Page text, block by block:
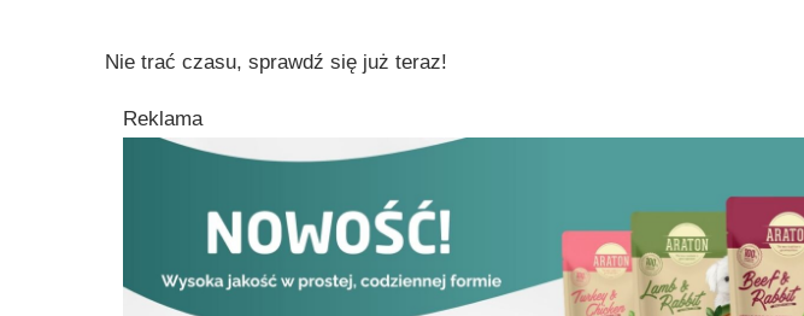
Nie trać czasu, sprawdź się już teraz!
Reklama